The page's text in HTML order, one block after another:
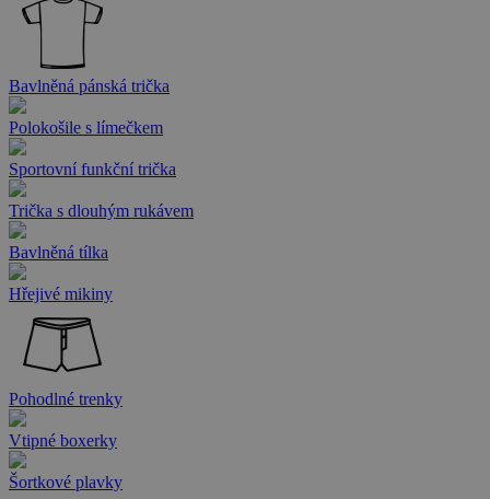
Bavlněná pánská trička
Polokošile s límečkem
Sportovní funkční trička
Trička s dlouhým rukávem
Bavlněná tílka
Hřejivé mikiny
Pohodlné trenky
Vtipné boxerky
Šortkové plavky